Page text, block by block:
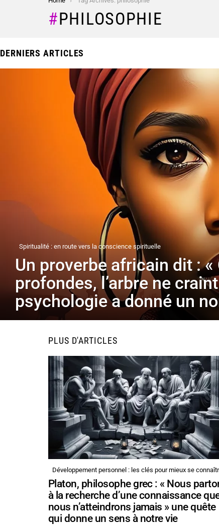
PHILOSOPHIE
DERNIERS ARTICLES
Spiritualité : en route vers la conscience spirituelle
Un proverbe africain dit :
profondes, l’arbre ne
psychologie a donné un
PLUS D'ARTICLES
Développement personnel : les clés pour mieux se
Platon, philosophe grec : « Nous
à la recherche d’une connaissance
nous n’atteindrons jamais » une quête
qui donne un sens à notre vie